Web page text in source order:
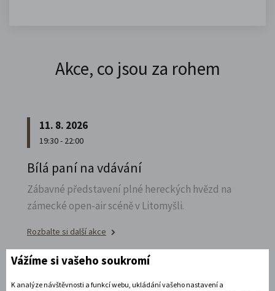
Akce, co jsou za rohem
11. 8. 2026
19:30 - 22:00
Bílá paní na vdávání
Zábavné představení plné hereckých hvězd na
zámecké open-air scéně v Litomyšli.
Rozbalte si další akce
14. 8. 2026
Vážíme si vašeho soukromí
K analýze návštěvnosti a funkcí webu, ukládání vašeho nastavení a